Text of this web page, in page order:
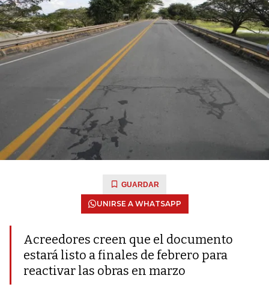
GUARDAR
UNIRSE A WHATSAPP
Acreedores creen que el documento
estará listo a finales de febrero para
reactivar las obras en marzo